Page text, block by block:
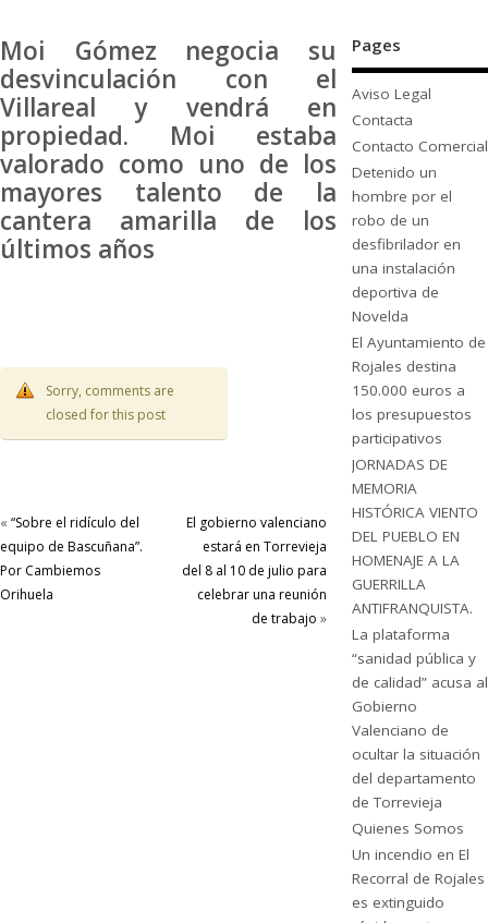
Moi Gómez negocia su
desvinculación con el
Villareal y vendrá en
propiedad. Moi estaba
valorado como uno de los
mayores talento de la
cantera amarilla de los
últimos años
Sorry, comments are
closed for this post
« “Sobre el ridículo del
equipo de Bascuñana”.
Por Cambiemos
Orihuela
El gobierno valenciano
estará en Torrevieja
del 8 al 10 de julio para
celebrar una reunión
de trabajo »
Pages
Aviso Legal
Contacta
Contacto Comercial
Detenido un
hombre por el
robo de un
desfibrilador en
una instalación
deportiva de
Novelda
El Ayuntamiento de
Rojales destina
150.000 euros a
los presupuestos
participativos
JORNADAS DE
MEMORIA
HISTÓRICA VIENTO
DEL PUEBLO EN
HOMENAJE A LA
GUERRILLA
ANTIFRANQUISTA.
La plataforma
“sanidad pública y
de calidad” acusa al
Gobierno
Valenciano de
ocultar la situación
del departamento
de Torrevieja
Quienes Somos
Un incendio en El
Recorral de Rojales
es extinguido